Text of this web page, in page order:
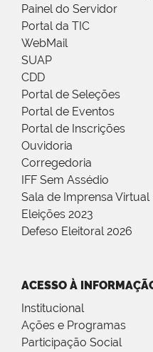
Painel do Servidor
Portal da TIC
WebMail
SUAP
CDD
Portal de Seleções
Portal de Eventos
Portal de Inscrições
Ouvidoria
Corregedoria
IFF Sem Assédio
Sala de Imprensa Virtual
Eleições 2023
Defeso Eleitoral 2026
ACESSO À
Institucional
Ações e Programas
Participação Social